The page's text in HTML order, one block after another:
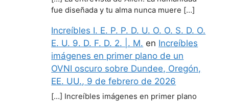
fue diseñada y tu alma nunca muere […]
Increíbles I. E. P. P. D. U. O. O. S. D. O.
E. U. 9. D. F. D. 2. |. M. en Increíbles
imágenes en primer plano de un
OVNI oscuro sobre Dundee, Oregón,
EE. UU., 9 de febrero de 2026
[…] Increíbles imágenes en primer plano